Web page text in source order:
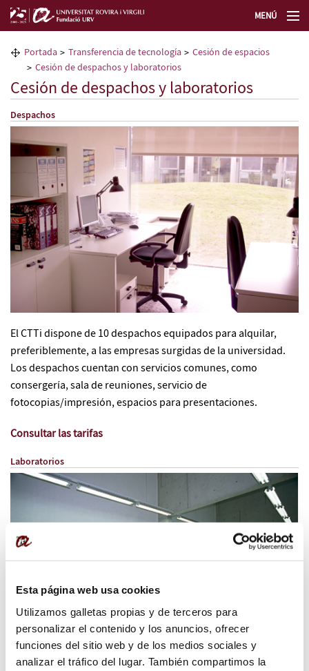
Esta página web usa cookies
Utilizamos galletas propias y de terceros para
personalizar el contenido y los anuncios, ofrecer
funciones del sitio web y de los medios sociales y
analizar el tráfico del lugar. También compartimos la
MENÚ
La Fundación URV
Formación permanente
Transferencia de tecnología
Selecciona un idioma
Portada Transferencia de tecnología
Cesión de espacios
Cesión de despachos y laboratorios
Cesión de despachos y laboratorios
Despachos
El CTTi dispone de 10 despachos equipados para alquilar,
preferiblemente, a las empresas surgidas de la universidad.
Los despachos cuentan con servicios comunes, como
consergería, sala de reuniones, servicio de
fotocopias/impresión, espacios para presentaciones.
Consultar las tarifas
Laboratorios